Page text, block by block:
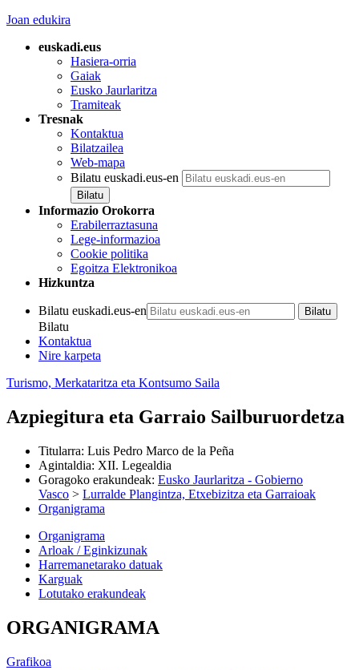
Joan edukira
euskadi.eus
Hasiera-orria
Gaiak
Eusko Jaurlaritza
Tramiteak
Tresnak
Kontaktua
Bilatzailea
Web-mapa
Bilatu euskadi.eus-en
Informazio Orokorra
Erabilerraztasuna
Lege-informazioa
Cookie politika
Egoitza Elektronikoa
Hizkuntza
Bilatu euskadi.eus-en
Bilatu
Kontaktua
Nire karpeta
Turismo, Merkataritza eta Kontsumo Saila
Azpiegitura eta Garraio Sailburuordetza
Titularra: Luis Pedro Marco de la Peña
Agintaldia: XII. Legealdia
Goragoko erakundeak: Eusko Jaurlaritza - Gobierno
Vasco > Lurralde Plangintza, Etxebizitza eta Garraioak
Organigrama
Organigrama
Arloak / Eginkizunak
Harremanetarako datuak
Karguak
Lotutako erakundeak
ORGANIGRAMA
Grafikoa